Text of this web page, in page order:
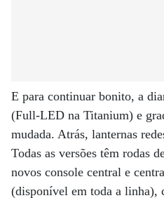
E para continuar bonito, a
(Full-LED na Titanium) e
mudada. Atrás, lanternas
Todas as versões têm rodas
novos console central e
(disponível em toda a linha),